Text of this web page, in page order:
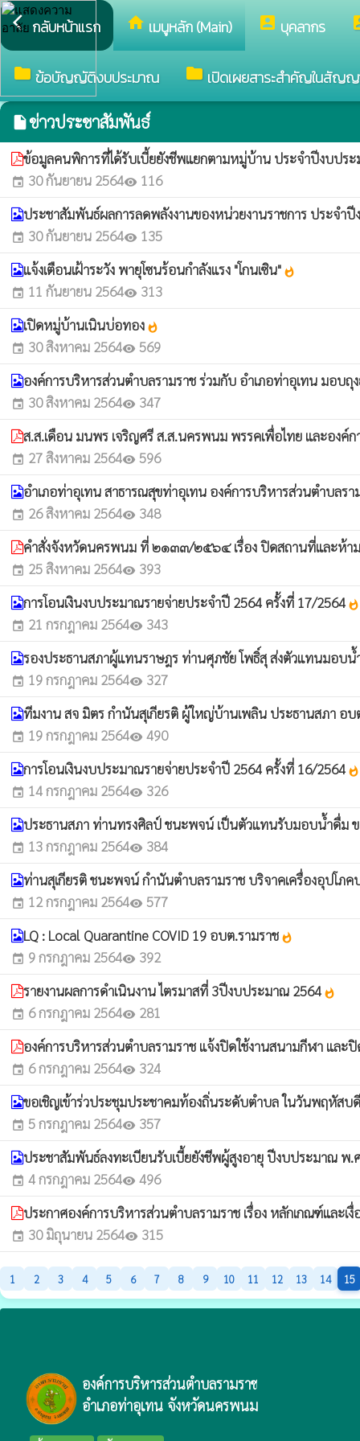
arrow_back_ios กลับหน้าแรก homeเมนูหลัก (Main) account_box บุคลากร
folder ข้อบัญญัติงบประมาณ folder เปิดเผยสาระสำคัญในสัญ
insert_drive_fileข่าวประชาสัมพันธ์
ข้อมูลคนพิการที่ได้รับเบี้ยยังชีพแยกตามหมู่บ้าน ประจำปีงบปร
event 30 กันยายน 2564visibility 116
ประชาสัมพันธ์ผลการลดพลังงานของหน่วยงานราชการ ประจำ
event 30 กันยายน 2564visibility 135
แจ้งเตือนเฝ้าระวัง พายุโซนร้อนกำลังแรง "โกนเซิน" whatshot
event 11 กันยายน 2564visibility 313
เปิดหมู่บ้านเนินบ่อทอง whatshot
event 30 สิงหาคม 2564visibility 569
องค์การบริหารส่วนตำบลรามราช ร่วมกับ อำเภอท่าอุเทน มอ
event 30 สิงหาคม 2564visibility 347
ส.ส.เดือน มนพร เจริญศรี ส.ส.นครพนม พรรคเพื่อไทย และอง
event 27 สิงหาคม 2564visibility 596
อำเภอท่าอุเทน สาธารณสุขท่าอุเทน องค์การบริหารส่วนตำบลร
event 26 สิงหาคม 2564visibility 348
คำสั่งจังหวัดนครพนม ที่ ๒๑๓๓/๒๕๖๔ เรื่อง ปิดสถานที่และห้า
event 25 สิงหาคม 2564visibility 393
การโอนเงินงบประมาณรายจ่ายประจำปี 2564 ครั้งที่ 17/2564 whatshot
event 21 กรกฎาคม 2564visibility 343
รองประธานสภาผู้แทนราษฎร ท่านศุภชัย โพธิ์สุ ส่งตัวแทนมอบ
event 19 กรกฎาคม 2564visibility 327
ทีมงาน สจ มิตร กำนันสุเกียรติ ผู้ใหญ่บ้านเพลิน ประธานสภา
event 19 กรกฎาคม 2564visibility 490
การโอนเงินงบประมาณรายจ่ายประจำปี 2564 ครั้งที่ 16/2564 whatshot
event 14 กรกฎาคม 2564visibility 326
ประธานสภา ท่านทรงศิลป์ ชนะพจน์ เป็นตัวแทนรับมอบน้ำดื่ม
event 13 กรกฎาคม 2564visibility 384
ท่านสุเกียรติ ชนะพจน์ กำนันตำบลรามราช บริจาคเครื่องอุปโ
event 12 กรกฎาคม 2564visibility 577
LQ : Local Quarantine COVID 19 อบต.รามราช whatshot
event 9 กรกฎาคม 2564visibility 392
รายงานผลการดำเนินงาน ไตรมาสที่ 3ปีงบประมาณ 2564 whatshot
event 6 กรกฎาคม 2564visibility 281
องค์การบริหารส่วนตำบลรามราช แจ้งปิดใช้งานสนามกีฬา แล
event 6 กรกฎาคม 2564visibility 324
ขอเชิญเข้าร่วประชุมประชาคมท้องถิ่นระดับตำบล ในวันพฤหัส
event 5 กรกฎาคม 2564visibility 357
ประชาสัมพันธ์ลงทะเบียนรับเบี้ยยังชีพผู้สูงอายุ ปีงบประมาณ พ.
event 4 กรกฎาคม 2564visibility 496
ประกาศองค์การบริหารส่วนตำบลรามราช เรื่อง หลักเกณฑ์และ
event 30 มิถุนายน 2564visibility 315
1 2 3 4 5 6 7 8 9 10 11 12 13 14 15
องค์การบริหารส่วนตำบลรามราช
อำเภอท่าอุเทน จังหวัดนครพนม